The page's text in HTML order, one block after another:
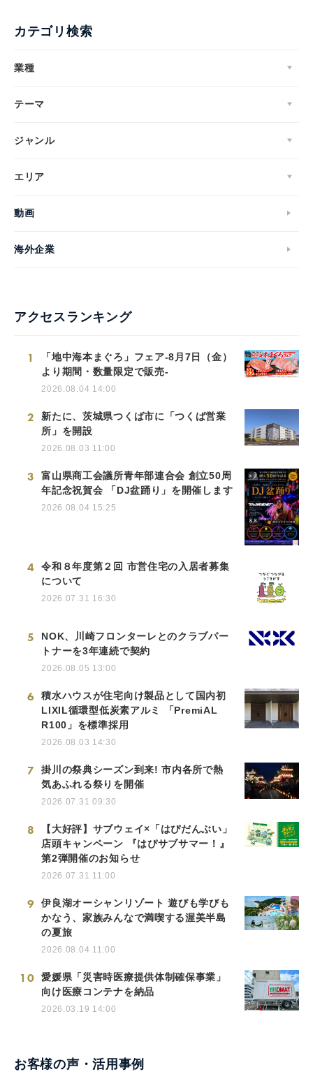
カテゴリ検索
業種
テーマ
ジャンル
エリア
動画
海外企業
アクセスランキング
1
「地中海本まぐろ」フェア-8月7日（金）
より期間・数量限定で販売-
2026.08.04 14:00
2
新たに、茨城県つくば市に「つくば営業
所」を開設
2026.08.03 11:00
3
富山県商工会議所青年部連合会 創立50周
年記念祝賀会 「DJ盆踊り」を開催します
2026.08.04 15:25
4
令和８年度第２回 市営住宅の入居者募集
について
2026.07.31 16:30
5
NOK、川崎フロンターレとのクラブパー
トナーを3年連続で契約
2026.08.05 13:00
6
積水ハウスが住宅向け製品として国内初
LIXIL循環型低炭素アルミ 「PremiAL
R100」を標準採用
2026.08.03 14:30
7
掛川の祭典シーズン到来! 市内各所で熱
気あふれる祭りを開催
2026.07.31 09:30
8
【大好評】サブウェイ×「はぴだんぶい」
店頭キャンペーン 『はぴサブサマー！』
第2弾開催のお知らせ
2026.07.31 11:00
9
伊良湖オーシャンリゾート 遊びも学びも
かなう、家族みんなで満喫する渥美半島
の夏旅
2026.08.04 11:00
10
愛媛県「災害時医療提供体制確保事業」
向け医療コンテナを納品
2026.03.19 14:00
お客様の声・活用事例